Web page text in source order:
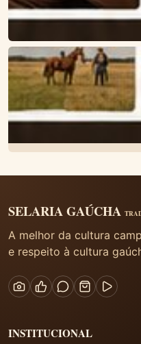
SELARIA GAÚCHA
A melhor da cultura
e respeito à cultura
INSTITUCIONAL